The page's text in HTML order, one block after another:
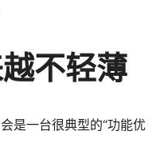
不轻薄
是一台很典型的“功能优